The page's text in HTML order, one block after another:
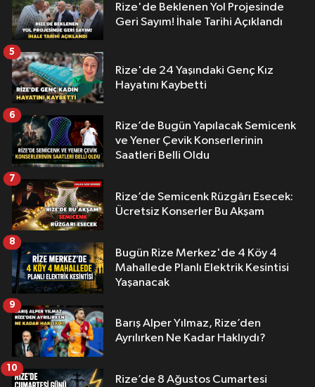
Rize'de Beklenen Yol Projesinde
Geri Sayım! İhale Tarihi Açıklandı
Rize'de 24 Yaşındaki Genç Kız
Hayatını Kaybetti
5
Rize’de Bugün Yapılacak Semicenk
ve Yener Çevik Konserlerinin
Saatleri Belli Oldu
6
Rize’de Semicenk Rüzgârı Esecek:
Ücretsiz Konserler Bu Akşam
7
Bugün Rize Merkez'de 4 Köy 4
Mahallede Planlı Elektrik Kesintisi
Yaşanacak
8
Barış Alper Yılmaz, Rize’den
Ayrılırken Ne Kadar Haklıydı?
9
Rize’de 8 Ağustos Cumartesi
10